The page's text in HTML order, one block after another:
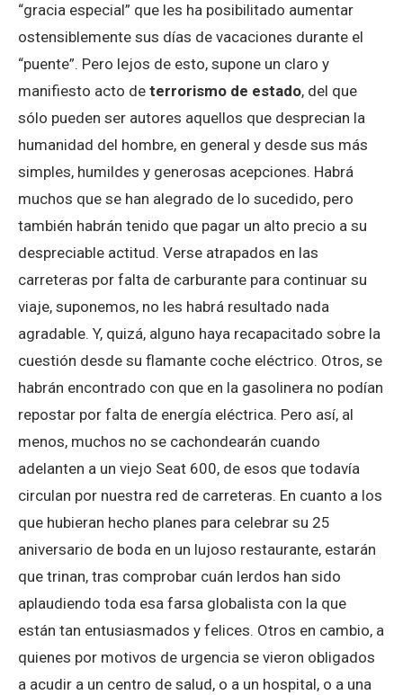
“gracia especial” que les ha posibilitado aumentar
ostensiblemente sus días de vacaciones durante el
“puente”. Pero lejos de esto, supone un claro y
manifiesto acto de terrorismo de estado, del que
sólo pueden ser autores aquellos que desprecian la
humanidad del hombre, en general y desde sus más
simples, humildes y generosas acepciones. Habrá
muchos que se han alegrado de lo sucedido, pero
también habrán tenido que pagar un alto precio a su
despreciable actitud. Verse atrapados en las
carreteras por falta de carburante para continuar su
viaje, suponemos, no les habrá resultado nada
agradable. Y, quizá, alguno haya recapacitado sobre la
cuestión desde su flamante coche eléctrico. Otros, se
habrán encontrado con que en la gasolinera no podían
repostar por falta de energía eléctrica. Pero así, al
menos, muchos no se cachondearán cuando
adelanten a un viejo Seat 600, de esos que todavía
circulan por nuestra red de carreteras. En cuanto a los
que hubieran hecho planes para celebrar su 25
aniversario de boda en un lujoso restaurante, estarán
que trinan, tras comprobar cuán lerdos han sido
aplaudiendo toda esa farsa globalista con la que
están tan entusiasmados y felices. Otros en cambio, a
quienes por motivos de urgencia se vieron obligados
a acudir a un centro de salud, o a un hospital, o a una